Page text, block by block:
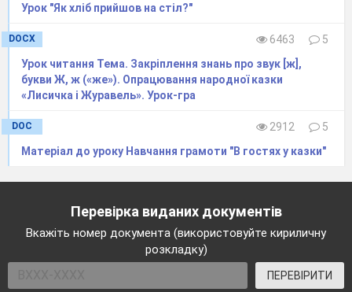
Шумить зелений ліс. На галявині
великий дуб. Біля нього пригнулася
берізка.
Дуб захищає її від вітру. Він
великий і сильний. Берізка тріпоче
Урок "Як хліб прийшов на стіл?"
DOCX 6463
5
Урок читання Тема. Закріплення знань про звук [ж],
букви Ж, ж («же»). Опрацювання народної казки
«Лисичка і Журавель». Урок-гра
DOC 2912
5
Матеріал до уроку Навчання грамоти "В гостях у казки"
Перевірка виданих документів
Вкажіть номер документа (використовуйте кириличну
розкладку)
ПЕРЕВІРИТИ